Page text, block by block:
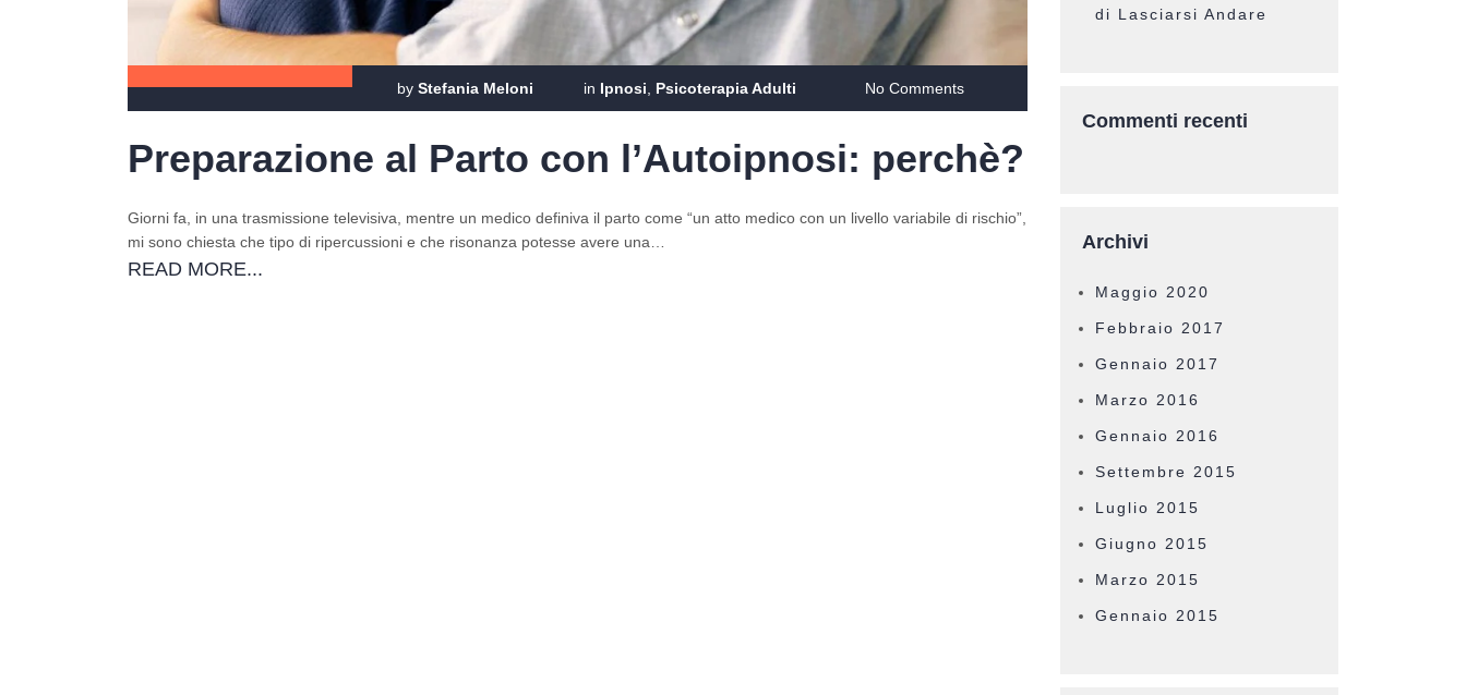
by Stefania Meloni in Ipnosi, Psicoterapia Adulti No Comments
Preparazione al Parto con l’Autoipnosi: perchè?
Giorni fa, in una trasmissione televisiva, mentre un medico definiva il parto come “un atto medico con un livello variabile di rischio”,
mi sono chiesta che tipo di ripercussioni e che risonanza potesse avere una…
READ MORE...
di Lasciarsi Andare
Commenti recenti
Archivi
Maggio 2020
Febbraio 2017
Gennaio 2017
Marzo 2016
Gennaio 2016
Settembre 2015
Luglio 2015
Giugno 2015
Marzo 2015
Gennaio 2015